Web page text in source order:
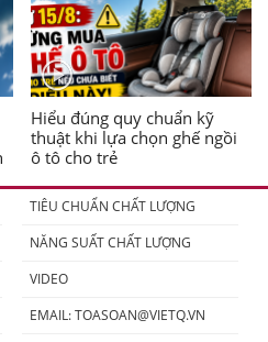
Hiểu đúng quy chuẩn kỹ
thuật khi lựa chọn ghế ngồi
ô tô cho trẻ
TIÊU CHUẨN CHẤT LƯỢNG
NĂNG SUẤT CHẤT LƯỢNG
VIDEO
EMAIL:TOASOAN@VIETQ.VN